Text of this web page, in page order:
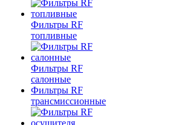
Фильтры RF
топливные
Фильтры RF
салонные
Фильтры RF
трансмиссионные